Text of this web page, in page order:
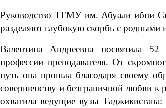
Руководство ТГМУ им. Абуали ибни
разделяют глубокую скорбь с
Валентина Андреевна посвятила
профессии преподавателя. От
путь она прошла благодаря своему
совершенству и безграничной любви к
охватила ведущие вузы Таджикистана: